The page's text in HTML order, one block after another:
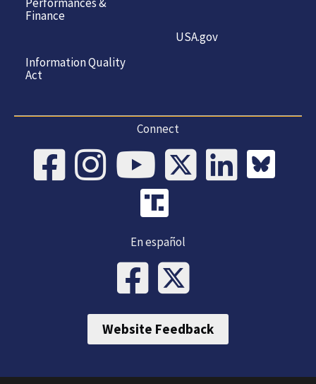
Finance
Information Quality
Act
USA.gov
Connect
En español
Website Feedback